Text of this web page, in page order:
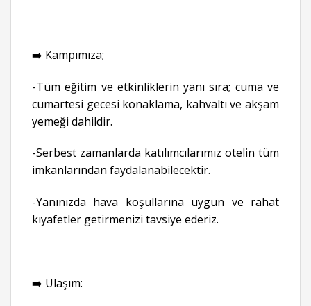
➡️ Kampımıza;
-Tüm eğitim ve etkinliklerin yanı sıra; cuma ve
cumartesi gecesi konaklama, kahvaltı ve akşam
yemeği dahildir.
-Serbest zamanlarda katılımcılarımız otelin tüm
imkanlarından faydalanabilecektir.
-Yanınızda hava koşullarına uygun ve rahat
kıyafetler getirmenizi tavsiye ederiz.
➡️ Ulaşım: